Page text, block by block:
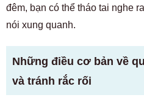
đêm, bạn có thể tháo tai nghe
nói xung quanh.
Những điều cơ bản về
và tránh rắc rối